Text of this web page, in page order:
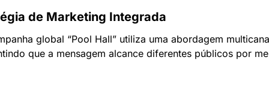
de Marketing Integrada
global “Pool Hall” utiliza uma abordagem
que a mensagem alcance diferentes públicos por